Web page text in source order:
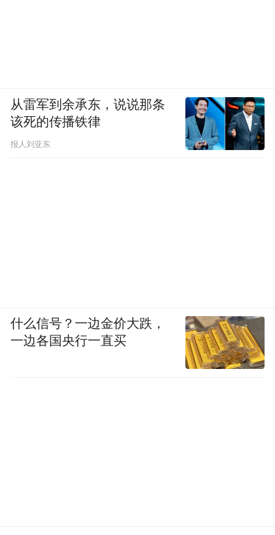
从雷军到余承东，说说那条
该死的传播铁律
报人刘亚东
什么信号？一边金价大跌，
一边各国央行一直买